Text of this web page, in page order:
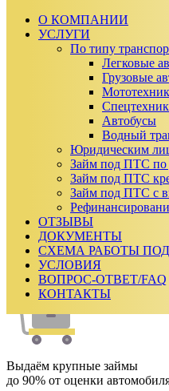
О КОМПАНИИ
УСЛУГИ
По типу
Легковые
Грузовые
Автобусы
Водный
Юридическим
Займ под ПТС по
Займ под ПТС
Займ под ПТС с
ОТЗЫВЫ
ДОКУМЕНТЫ
СХЕМА РАБОТЫ
УСЛОВИЯ
ВОПРОС-ОТВЕТ/FAQ
КОНТАКТЫ
Автомобиль
Заказать звонок
Калькулятор займа
Займ под ПТС
Займ под АВТО
Сумма займа
Срок займа
Ежемесячный платеж:
Сумма к возврату:0₽
Получить одобрение
Как мы работаем
Выдаём крупные займы
до 90% от оценки